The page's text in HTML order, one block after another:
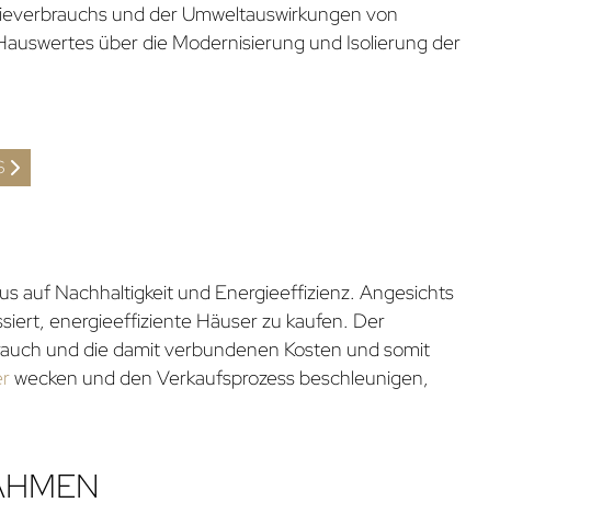
und der Umweltauswirkungen von
über die Modernisierung und Isolierung der
auf Nachhaltigkeit und Energieeffizienz. Angesichts
energieeffiziente Häuser zu kaufen. Der
und die damit verbundenen Kosten und somit
wecken und den Verkaufsprozess beschleunigen,